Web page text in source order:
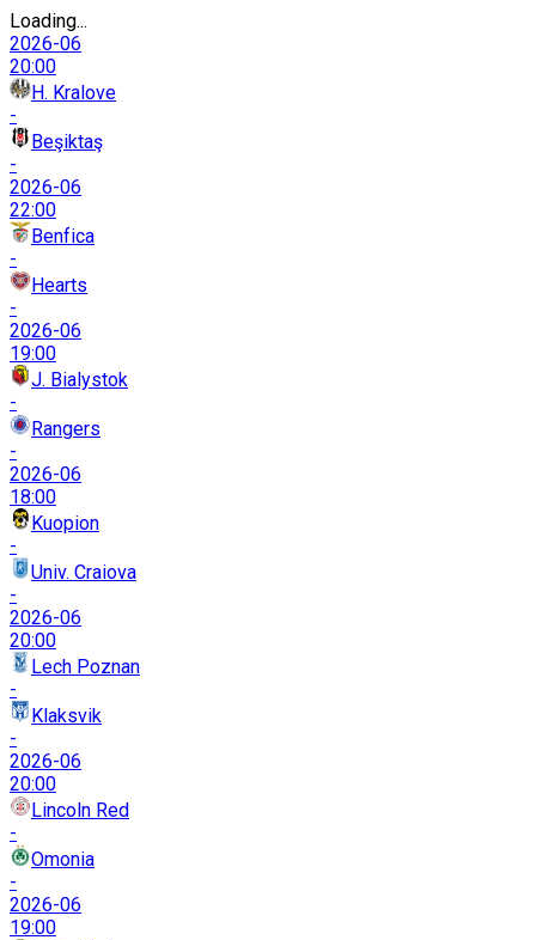
Loading...
2026-06
20:00
H. Kralove
-
Beşiktaş
-
2026-06
22:00
Benfica
-
Hearts
-
2026-06
19:00
J. Bialystok
-
Rangers
-
2026-06
18:00
Kuopion
-
Univ. Craiova
-
2026-06
20:00
Lech Poznan
-
Klaksvik
-
2026-06
20:00
Lincoln Red
-
Omonia
-
2026-06
19:00